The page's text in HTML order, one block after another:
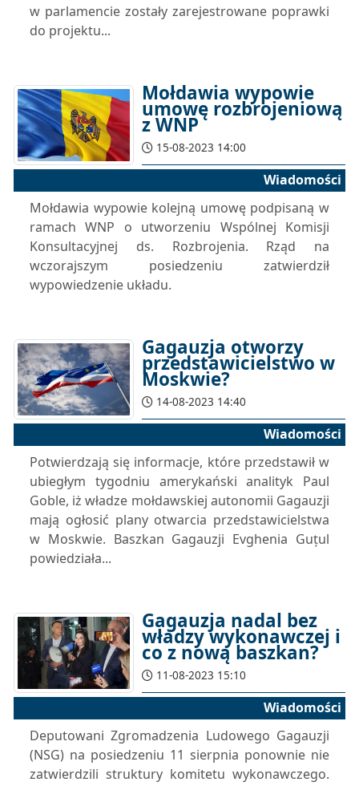
w parlamencie zostały zarejestrowane poprawki
do projektu...
Mołdawia wypowie
umowę rozbrojeniową
z WNP
15-08-2023 14:00
Wiadomości
Mołdawia wypowie kolejną umowę podpisaną w
ramach WNP o utworzeniu Wspólnej Komisji
Konsultacyjnej ds. Rozbrojenia. Rząd na
wczorajszym posiedzeniu zatwierdził
wypowiedzenie układu.
Gagauzja otworzy
przedstawicielstwo w
Moskwie?
14-08-2023 14:40
Wiadomości
Potwierdzają się informacje, które przedstawił w
ubiegłym tygodniu amerykański analityk Paul
Goble, iż władze mołdawskiej autonomii Gagauzji
mają ogłosić plany otwarcia przedstawicielstwa
w Moskwie. Baszkan Gagauzji Evghenia Guțul
powiedziała...
Gagauzja nadal bez
władzy wykonawczej i
co z nową baszkan?
11-08-2023 15:10
Wiadomości
Deputowani Zgromadzenia Ludowego Gagauzji
(NSG) na posiedzeniu 11 sierpnia ponownie nie
zatwierdzili struktury komitetu wykonawczego.